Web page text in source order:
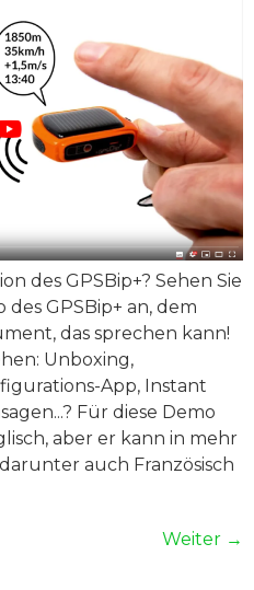
des GPSBip+? Sehen Sie
GPSBip+ an, dem
das sprechen kann!
Unboxing,
App, Instant
Für diese Demo
aber er kann in mehr
auch Französisch
Weiter →